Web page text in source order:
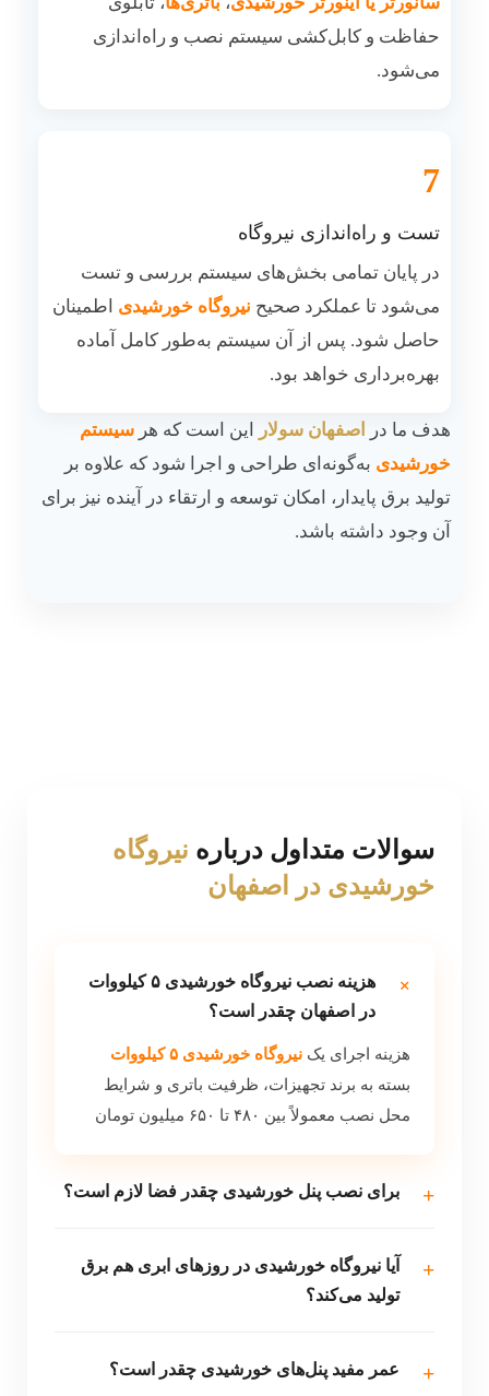
حفاظت و کابل‌کشی سیستم نصب و راه‌اندازی
می‌شود.
7
تست و راه‌اندازی نیروگاه
در پایان تمامی بخش‌های سیستم بررسی و تست
می‌شود تا عملکرد صحیح نیروگاه خورشیدی اطمینان
حاصل شود. پس از آن سیستم به‌طور کامل آماده
بهره‌برداری خواهد بود.
هدف ما در اصفهان سولار این است که هر سیستم
خورشیدی به‌گونه‌ای طراحی و اجرا شود که علاوه بر
تولید برق پایدار، امکان توسعه و ارتقاء در آینده نیز برای
آن وجود داشته باشد.
سوالات متداول درباره نیروگاه
خورشیدی در اصفهان
هزینه نصب نیروگاه خورشیدی ۵ کیلووات
در اصفهان چقدر است؟
هزینه اجرای یک نیروگاه خورشیدی ۵ کیلووات
بسته به برند تجهیزات، ظرفیت باتری و شرایط
محل نصب معمولاً بین ۴۸۰ تا ۶۵۰ میلیون تومان
برای نصب پنل خورشیدی چقدر فضا لازم است؟
آیا نیروگاه خورشیدی در روزهای ابری هم برق
تولید می‌کند؟
عمر مفید پنل‌های خورشیدی چقدر است؟